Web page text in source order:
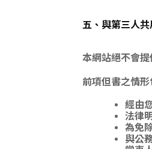
五、與第三人
本網站絕不會
前項但書之情形
經由
法律
為免
與公